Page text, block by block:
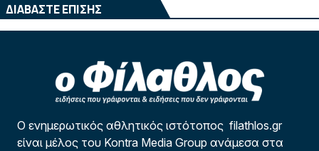
ΔΙΑΒΑΣΤΕ ΕΠΙΣΗΣ
Ο ενημερωτικός αθλητικός ιστότοπος filathlos.gr
είναι μέλος του Kontra Media Group ανάμεσα στα